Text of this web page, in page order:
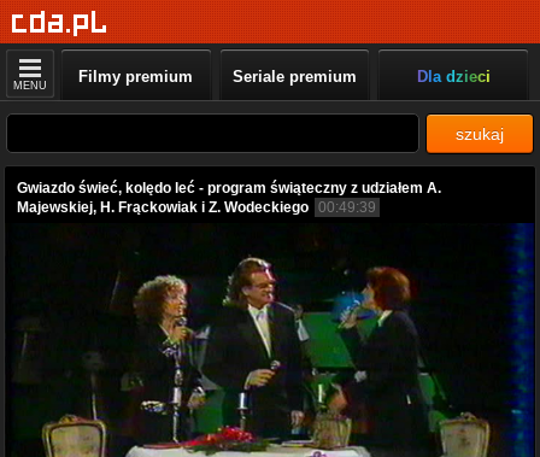
MENU Filmy premium Seriale premium Dla dzieci
szukaj
Gwiazdo świeć, kolędo leć - program świąteczny z udziałem A.
Majewskiej, H. Frąckowiak i Z. Wodeckiego 00:49:39